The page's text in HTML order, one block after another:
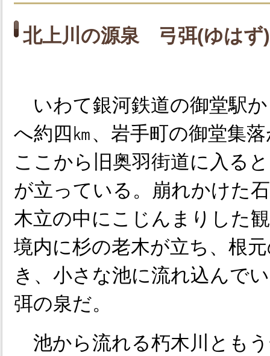
北上川の源泉 弓弭(ゆはず
いわて銀河鉄道の御堂駅
へ約四㎞、岩手町の御堂集
ここから旧奥羽街道に入る
が立っている。崩れかけた
木立の中にこじんまりした
境内に杉の老木が立ち、根
き、小さな池に流れ込んで
弭の泉だ。
池から流れる朽木川とも